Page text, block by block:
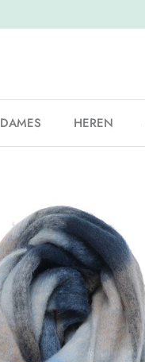
DAMES HEREN